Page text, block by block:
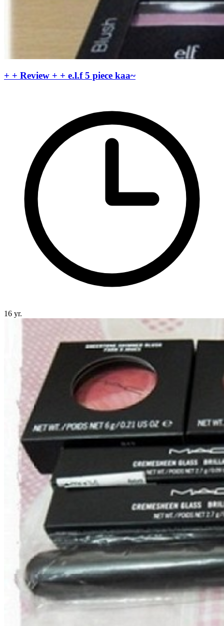
+ + Review + + e.l.f 5 piece kaa~
16 yr.